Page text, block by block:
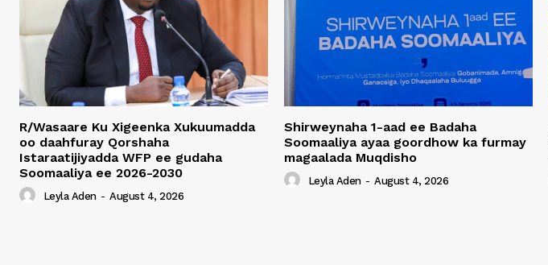
R/Wasaare Ku Xigeenka Xukuumadda
oo daahfuray Qorshaha
Istaraatijiyadda WFP ee gudaha
Soomaaliya ee 2026-2030
Leyla Aden - August 4, 2026
Shirweynaha 1-aad ee Badaha
Soomaaliya ayaa goordhow ka furmay
magaalada Muqdisho
Leyla Aden - August 4, 2026